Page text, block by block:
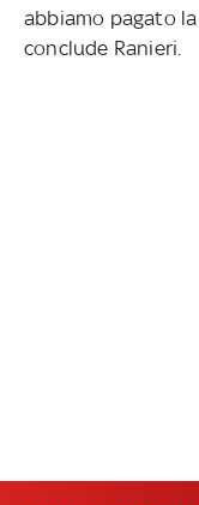
abbiamo pagato
conclude Ranieri.